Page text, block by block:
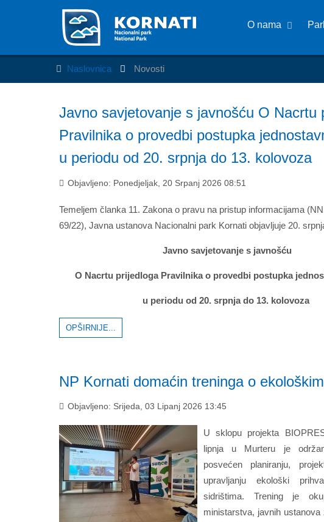
O nama
Naslovnica Novosti
Javno savjetovanje s javnošću O Nacrtu
Pravilnika o provedbi postupka
u periodu od 20. srpnja do 13. kolovoza
Objavljeno: Ponedjeljak, 20 Srpanj 2026 08:51
Temeljem članka 11. Zakona o pravu na pristup informacijama
69/22), Javna ustanova Nacionalni park Kornati objavljuje 20.
Javno savjetovanje s javnošću
O Nacrtu prijedloga Pravilnika o provedbi postupka
u periodu od 20. srpnja do 13. kolovoza
OPŠIRNIJE...
NP Kornati domaćin treninga o
Objavljeno: Srijeda, 03 Lipanj 2026 13:45
U sklopu projekta
lipnja u Murteru je
posvećen planiranju,
upravljanju ekološki
sidrištima. Trening je
ministarstva, javnih ustanova